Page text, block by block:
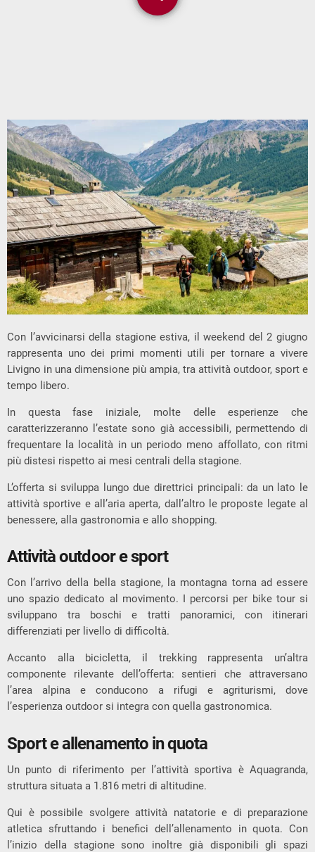
Con l’avvicinarsi della stagione estiva, il weekend del 2 giugno
rappresenta uno dei primi momenti utili per tornare a vivere
Livigno in una dimensione più ampia, tra attività outdoor, sport e
tempo libero.
In questa fase iniziale, molte delle esperienze che
caratterizzeranno l’estate sono già accessibili, permettendo di
frequentare la località in un periodo meno affollato, con ritmi
più distesi rispetto ai mesi centrali della stagione.
L’offerta si sviluppa lungo due direttrici principali: da un lato le
attività sportive e all’aria aperta, dall’altro le proposte legate al
benessere, alla gastronomia e allo shopping.
Attività outdoor e sport
Con l’arrivo della bella stagione, la montagna torna ad essere
uno spazio dedicato al movimento. I percorsi per bike tour si
sviluppano tra boschi e tratti panoramici, con itinerari
differenziati per livello di difficoltà.
Accanto alla bicicletta, il trekking rappresenta un’altra
componente rilevante dell’offerta: sentieri che attraversano
l’area alpina e conducono a rifugi e agriturismi, dove
l’esperienza outdoor si integra con quella gastronomica.
Sport e allenamento in quota
Un punto di riferimento per l’attività sportiva è Aquagranda,
struttura situata a 1.816 metri di altitudine.
Qui è possibile svolgere attività natatorie e di preparazione
atletica sfruttando i benefici dell’allenamento in quota. Con
l’inizio della stagione sono inoltre già disponibili gli spazi